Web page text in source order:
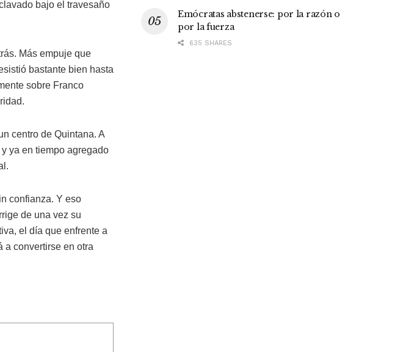
bajo el travesaño
Más empuje que
bastante bien hasta
sobre Franco
centro de Quintana. A
ya en tiempo agregado
confianza. Y eso
de una vez su
el día que enfrente a
a convertirse en otra
Emócratas abstenerse: por la razón o
por la fuerza
635 SHARES